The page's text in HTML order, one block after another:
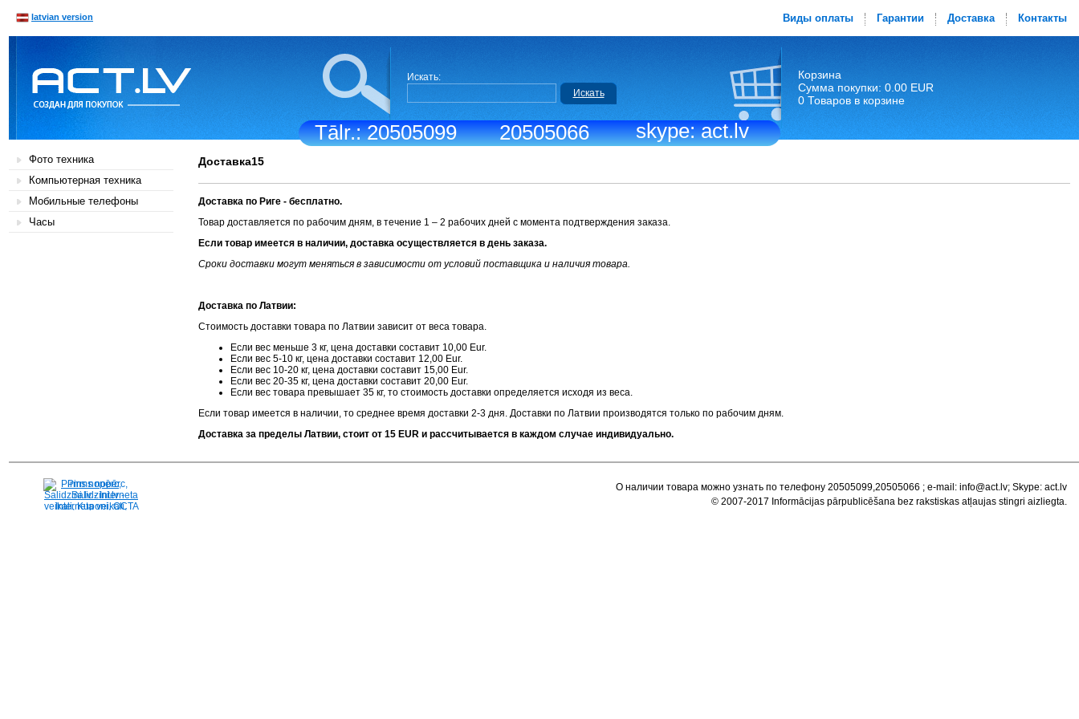
Tālr.: 20505099 20505066 skype: act.lv
latvian version Виды оплаты Гарантии Доставка Контакты
Искать:
Искать
Корзина
Сумма покупки: 0.00 EUR
0 Товаров в корзине
Фото техника
Компьютерная техника
Мобильные телефоны
Часы
Доставка15
Доставка по Риге - бесплатно.
Товар доставляется по рабочим дням, в течение 1 – 2 рабочих дней с момента подтверждения заказа.
Если товар имеется в наличии, доставка осуществляется в день заказа.
Сроки доставки могут меняться в зависимости от условий поставщика и наличия товара.
Доставка по Латвии:
Стоимость доставки товара по Латвии зависит от веса товара.
Если вес меньше 3 кг, цена доставки составит 10,00 Eur.
Если вес 5-10 кг, цена доставки составит 12,00 Eur.
Если вес 10-20 кг, цена доставки составит 15,00 Eur.
Если вес 20-35 кг, цена доставки составит 20,00 Eur.
Если вес товара превышает 35 кг, то стоимость доставки определяется исходя из веса.
Если товар имеется в наличии, то среднее время доставки 2-3 дня. Доставки по Латвии производятся только по рабочим дням.
Доставка за пределы Латвии, стоит от 15 EUR и рассчитывается в каждом случае индивидуально.
Pirms nopērc,
Salidzini.lv - Interneta
veikali, Kuponi, OCTA
О наличии товара можно узнать по телефону 20505099,20505066 ; e-mail: info@act.lv; Skype: act.lv
© 2007-2017 Informācijas pārpublicēšana bez rakstiskas atļaujas stingri aizliegta.